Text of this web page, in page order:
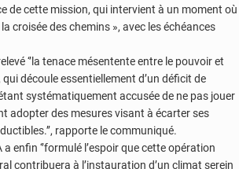
de cette mission, qui intervient à un moment où
croisée des chemins », avec les échéances
‘’la tenace mésentente entre le pouvoir et
qui découle essentiellement d’un déficit de
systématiquement accusée de ne pas jouer
adopter des mesures visant à écarter ses
rapporte le communiqué.
enfin ‘’formulé l’espoir que cette opération
contribuera à l’instauration d’un climat serein